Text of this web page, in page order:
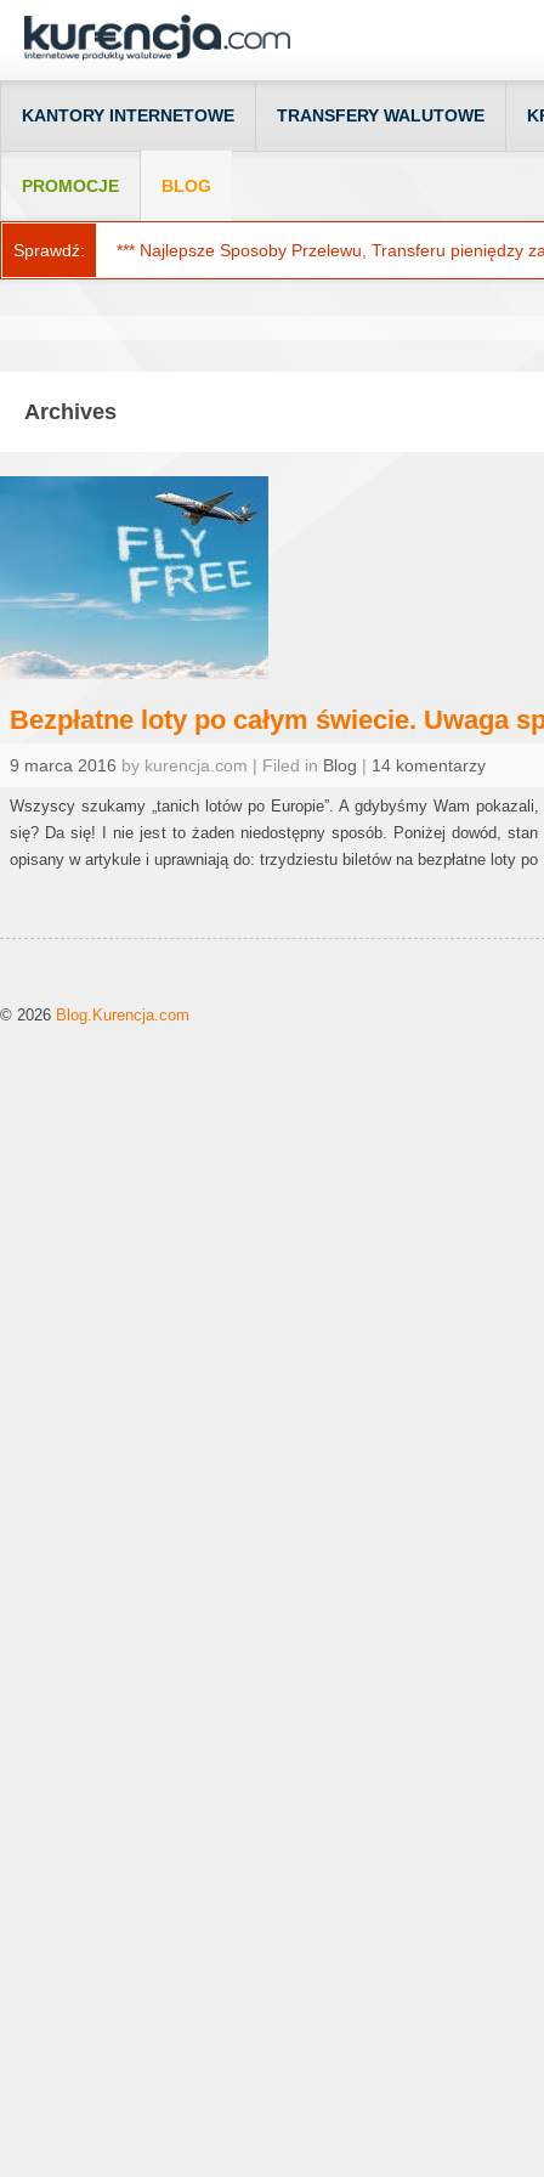
KANTORY INTERNETOWE TRANSFERY WALUTOWE
PROMOCJE BLOG
Sprawdź: *** Najlepsze Sposoby Przelewu, Transferu pieniędzy
Archives
Bezpłatne loty po całym świecie. Uwaga
9 marca 2016 by kurencja.com | Filed in Blog | 14 komentarzy
Wszyscy szukamy „tanich lotów po Europie”. A gdybyśmy Wam
się? Da się! I nie jest to żaden niedostępny sposób. Poniżej dowód,
opisany w artykule i uprawniają do: trzydziestu biletów na bezpłatne loty
© 2026 Blog.Kurencja.com